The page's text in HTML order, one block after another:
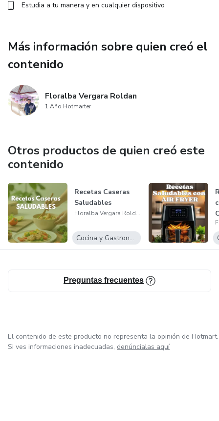
Estudia a tu manera y en cualquier dispositivo
Más información sobre quien creó el
contenido
Floralba Vergara Roldan
1 Año Hotmarter
Otros productos de quien creó este
contenido
Recetas Caseras
Saludables
Floralba Vergara Roldan
Cocina y Gastronomía
Preguntas frecuentes
El contenido de este producto no representa la opinión de Hotmart.
Si ves informaciones inadecuadas, denúncialas aquí